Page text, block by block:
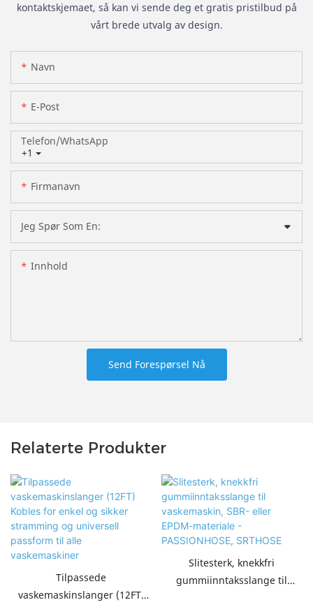
kontaktskjemaet, så kan vi sende deg et gratis pristilbud på
vårt brede utvalg av design.
Navn
E-Post
+1
Telefon/whatsApp
Firmanavn
Jeg Spør Som En:
Innhold
Send Forespørsel Nå
Relaterte Produkter
Tilpassede
vaskemaskinslanger (12FT)
Slitesterk, knekkfri
gummiinntaksslange til